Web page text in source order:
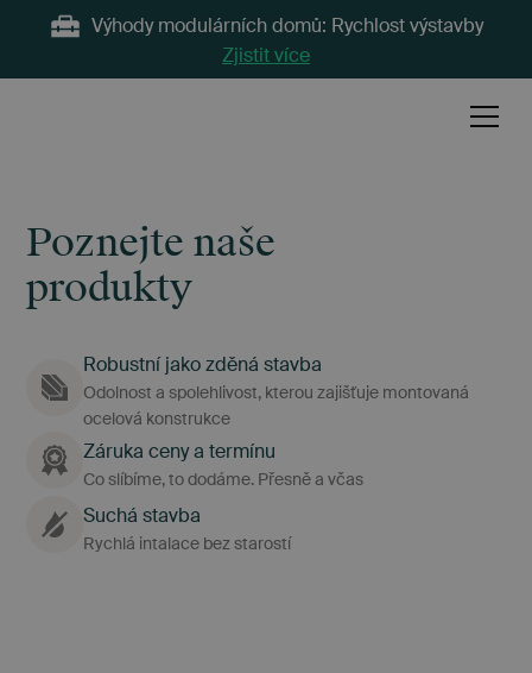
Výhody modulárních domů: Rychlost výstavby
Zjistit více
Poznejte naše
produkty
Robustní jako zděná stavba
Odolnost a spolehlivost, kterou zajišťuje montovaná
ocelová konstrukce
Záruka ceny a termínu
Co slíbíme, to dodáme. Přesně a včas
Suchá stavba
Rychlá intalace bez starostí